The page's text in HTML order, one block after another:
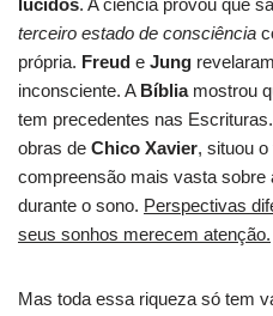
lúcidos. A ciência provou que
terceiro estado de consciência
própria. Freud e Jung
inconsciente. A Bíbliamostrou
tem precedentes nas
obras de Chico Xavier, situou
compreensão mais vasta sobre
durante o sono. Perspectivas
seus sonhos merecem atenção.
Mas toda essa riqueza só tem